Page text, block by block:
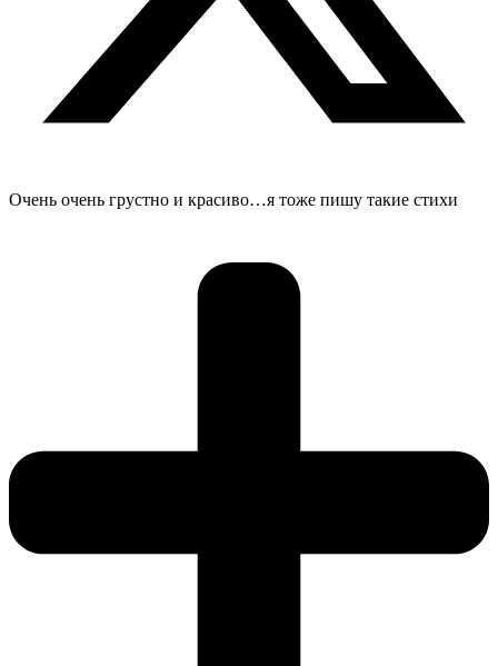
Очень очень грустно и красиво…я тоже пишу такие стихи